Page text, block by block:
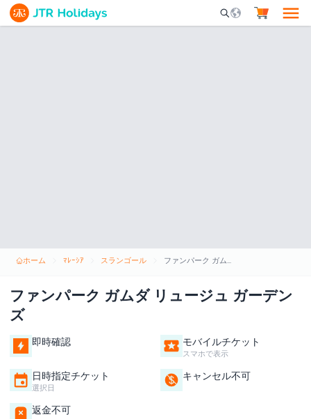
Mobile Search
ホーム ﾏﾚｰｼｱ スランゴール ファンパーク ガムダ リュージュ ガーデンズ
ファンパーク ガムダ リュージュ ガーデン
ズ
即時確認 モバイルチケット
スマホで表示
日時指定チケット
選択日
キャンセル不可
返金不可